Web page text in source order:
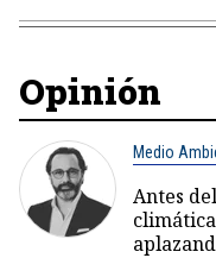
Opinión
Medio
Antes